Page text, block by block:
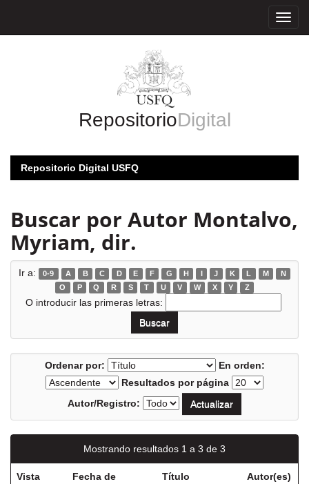
RepositorioDigital
Repositorio Digital USFQ
Buscar por Autor Montalvo,
Myriam, dir.
Ir a: 0-9 A B C D E F G H I J K L M
N
O
P Q R S T U V W X Y Z
O introducir las primeras letras:
Ordenar por:
En orden:
Resultados por página
Autor/Registro:
Mostrando resultados 1 a 3 de 3
Vista
Fecha de
Título Autor(es)